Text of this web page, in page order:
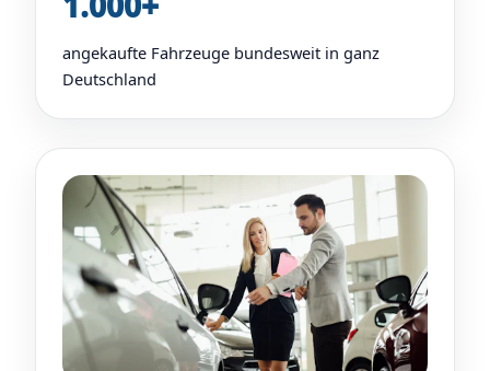
angekaufte Fahrzeuge bundesweit in ganz
Deutschland